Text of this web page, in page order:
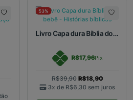
53%
Livro Capa dura Bíblia do...
R$17,96Pix
R$39,90 R$18,90
3x de R$6,30 sem juros